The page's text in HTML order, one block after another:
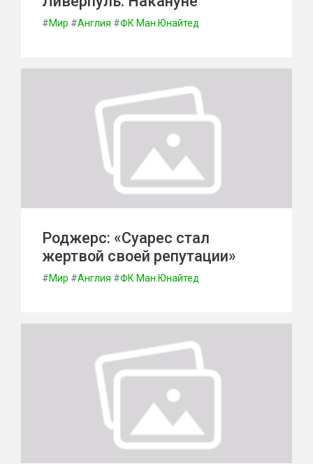
#Мир #Англия #ФК Ман.Юнайтед
Роджерс: «Суарес стал
жертвой своей репутации»
#Мир #Англия #ФК Ман.Юнайтед